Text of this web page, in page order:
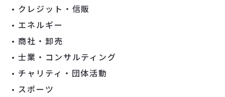
クレジット・信販
エネルギー
商社・卸売
士業・コンサルティング
チャリティ・団体活動
スポーツ